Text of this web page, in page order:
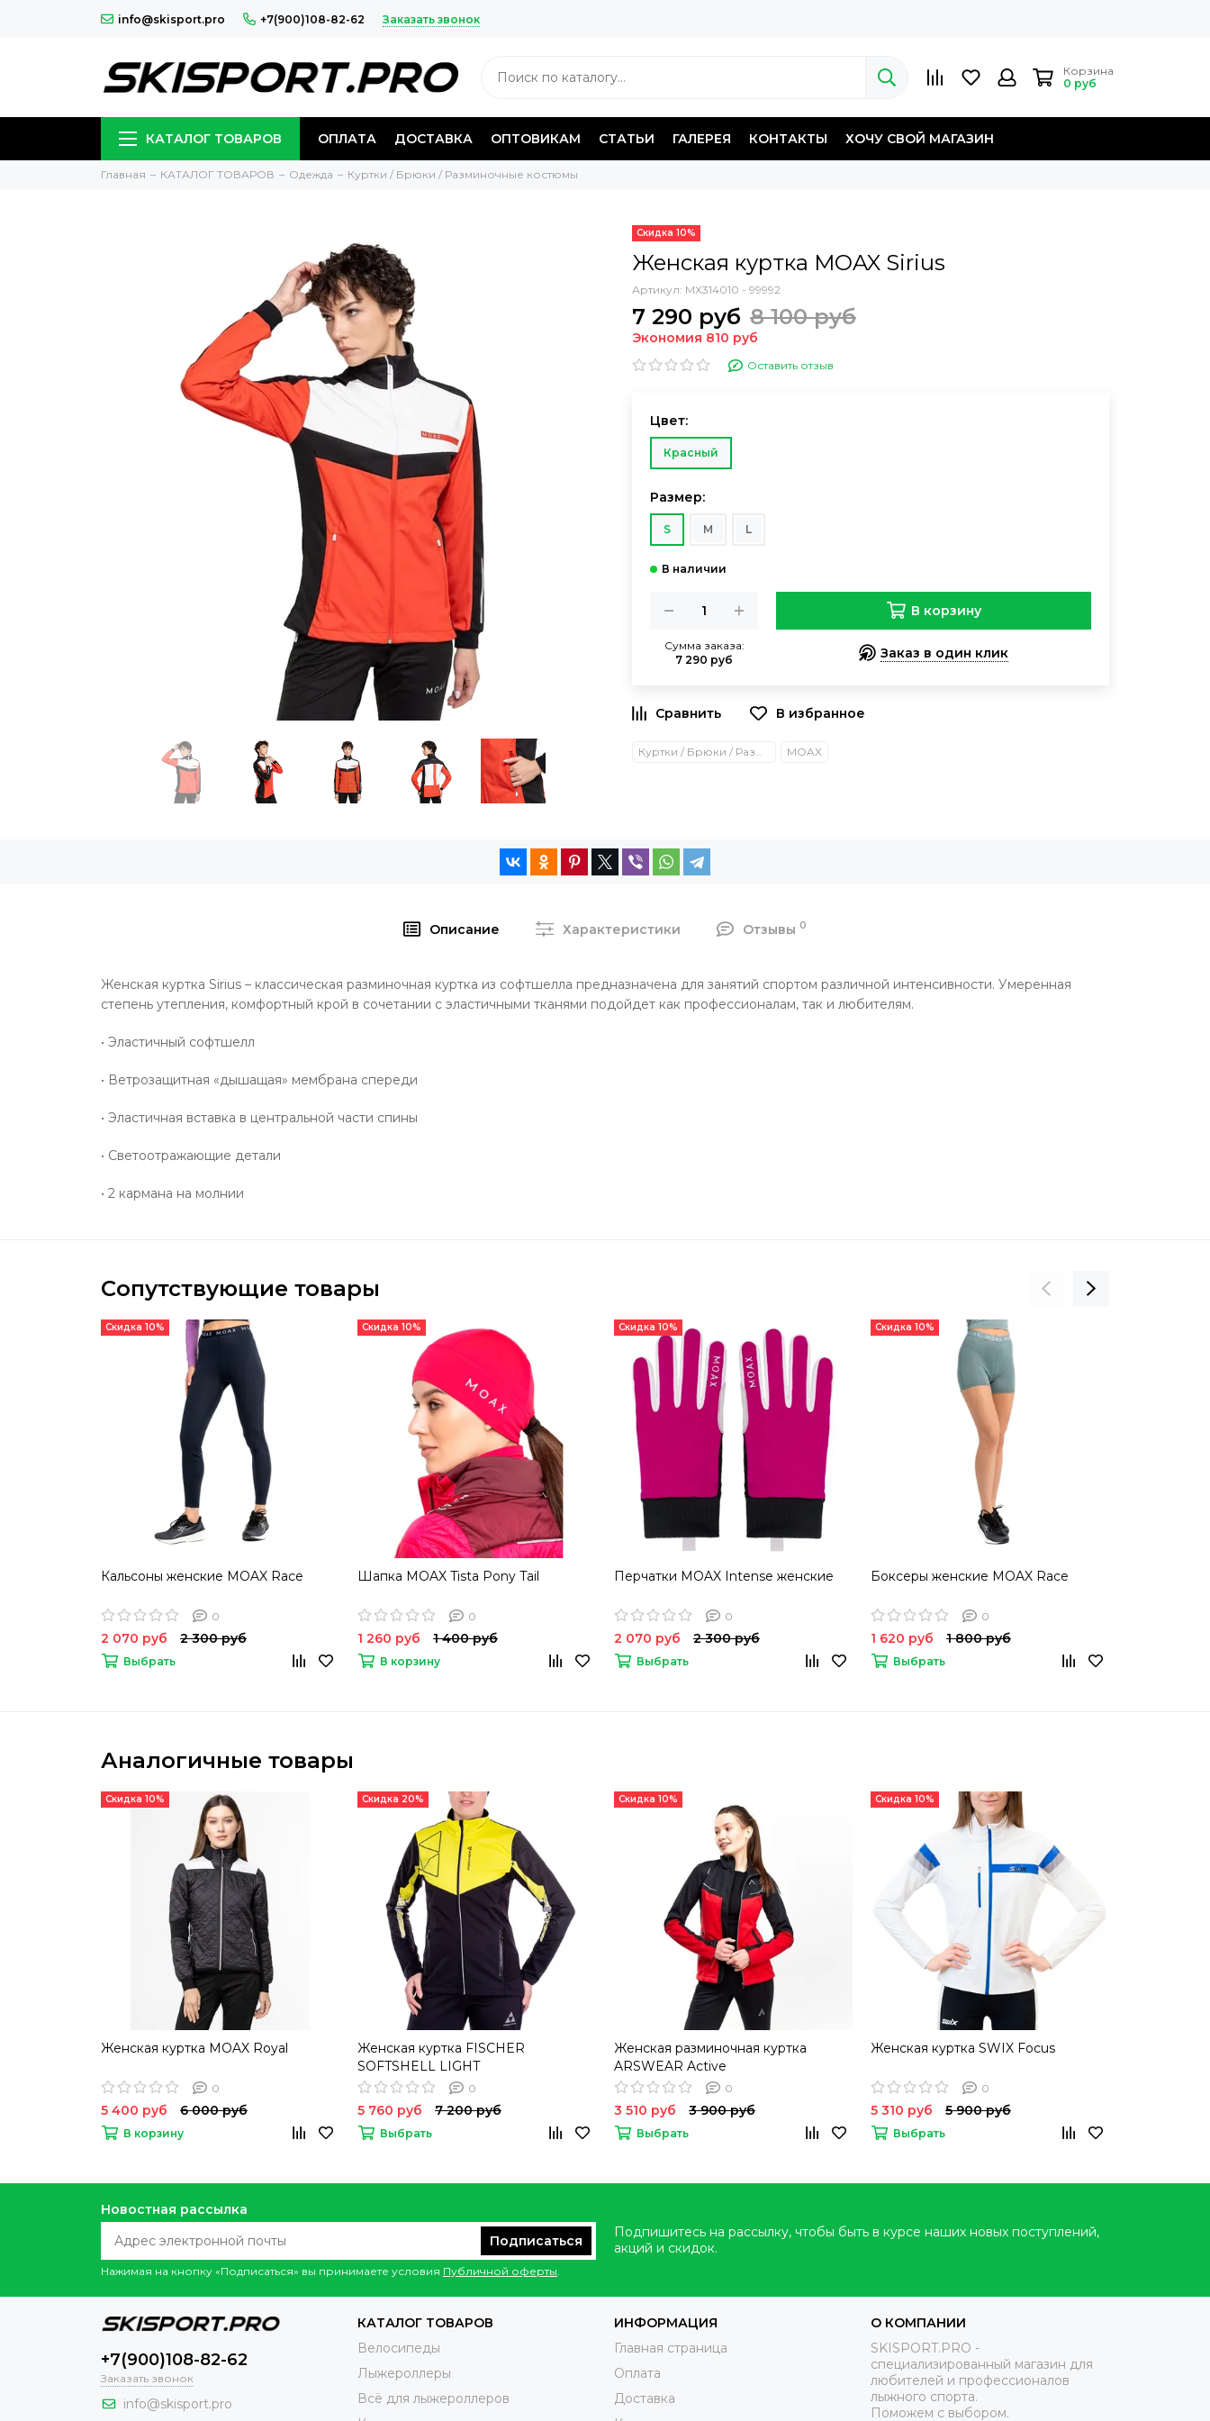
info@skisport.pro +7(900)108-82-62 Заказать звонок
Корзина
0 руб
КАТАЛОГ ТОВАРОВ ОПЛАТА ДОСТАВКА ОПТОВИКАМ СТАТЬИ ГАЛЕРЕЯ КОНТАКТЫ ХОЧУ СВОЙ МАГАЗИН
Главная КАТАЛОГ ТОВАРОВ Одежда Куртки / Брюки / Разминочные костюмы
Скидка 10%
Женская куртка MOAX Sirius
Артикул: MX314010 - 99992
7 290 руб 8 100 руб
Экономия 810 руб
Оставить отзыв
Цвет:
Красный
Размер:
S M L
Сумма заказа:
7 290 руб
В корзину
Заказ в один клик
MOAX
Описание Характеристики Отзывы 0
Женская куртка Sirius – классическая разминочная куртка из софтшелла предназначена для занятий спортом различной интенсивности. Умеренная
степень утепления, комфортный крой в сочетании с эластичными тканями подойдет как профессионалам, так и любителям.
• Эластичный софтшелл
• Ветрозащитная «дышащая» мембрана спереди
• Эластичная вставка в центральной части спины
• Светоотражающие детали
• 2 кармана на молнии
Сопутствующие товары
Скидка 10%
Кальсоны женские MOAX Race
0
2 070 руб 2 300 руб
Выбрать
Скидка 10%
Шапка MOAX Tista Pony Tail
0
1 260 руб 1 400 руб
В корзину
Скидка 10%
Перчатки MOAX Intense женские
0
2 070 руб 2 300 руб
Выбрать
Скидка 10%
Боксеры женские MOAX Race
0
1 620 руб 1 800 руб
Выбрать
Аналогичные товары
Скидка 10%
Женская куртка MOAX Royal
0
5 400 руб 6 000 руб
В корзину
Скидка 20%
Женская куртка FISCHER
SOFTSHELL LIGHT
0
5 760 руб 7 200 руб
Выбрать
Скидка 10%
Женская разминочная куртка
ARSWEAR Active
0
3 510 руб 3 900 руб
Выбрать
Скидка 10%
Женская куртка SWIX Focus
0
5 310 руб 5 900 руб
Выбрать
Новостная рассылка
Подписаться
Нажимая на кнопку «Подписаться» вы принимаете условия Публичной оферты
Подпишитесь на рассылку, чтобы быть в курсе наших новых поступлений,
акций и скидок.
+7(900)108-82-62
Заказать звонок
info@skisport.pro
КАТАЛОГ ТОВАРОВ
Велосипеды
Лыжероллеры
Всё для лыжероллеров
ИНФОРМАЦИЯ
Главная страница
Оплата
Доставка
О КОМПАНИИ
SKISPORT.PRO -
специализированный магазин для
любителей и профессионалов
лыжного спорта.
Поможем с выбором.